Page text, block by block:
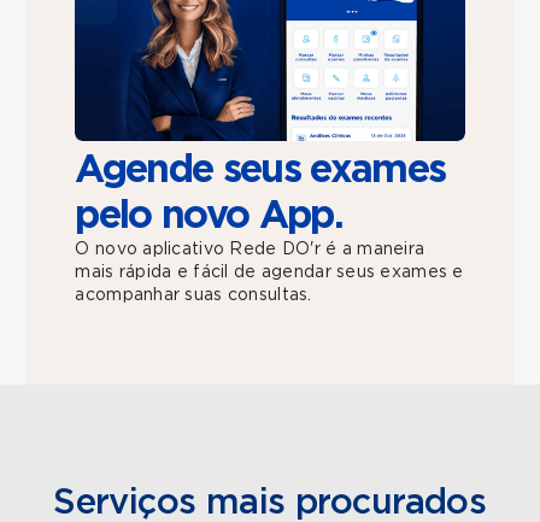
Agende seus exames
pelo novo App.
O novo aplicativo Rede DO'r é a maneira
mais rápida e fácil de agendar seus exames e
acompanhar suas consultas.
Serviços mais procurados